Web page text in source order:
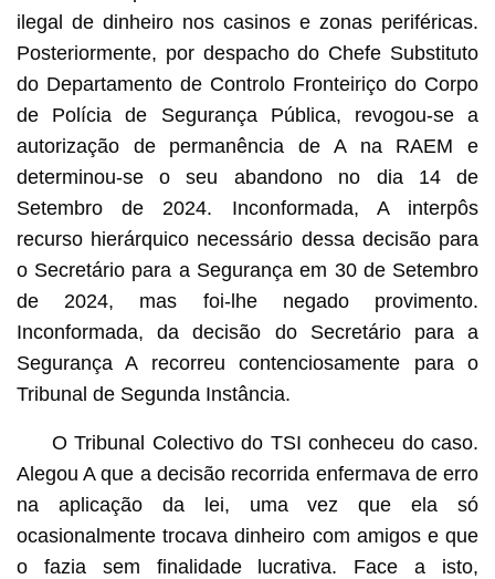
ilegal de dinheiro nos casinos e zonas periféricas.
Posteriormente, por despacho do Chefe Substituto
do Departamento de Controlo Fronteiriço do Corpo
de Polícia de Segurança Pública, revogou-se a
autorização de permanência de A na RAEM e
determinou-se o seu abandono no dia 14 de
Setembro de 2024. Inconformada, A interpôs
recurso hierárquico necessário dessa decisão para
o Secretário para a Segurança em 30 de Setembro
de 2024, mas foi-lhe negado provimento.
Inconformada, da decisão do Secretário para a
Segurança A recorreu contenciosamente para o
Tribunal de Segunda Instância.
O Tribunal Colectivo do TSI conheceu do caso.
Alegou A que a decisão recorrida enfermava de erro
na aplicação da lei, uma vez que ela só
ocasionalmente trocava dinheiro com amigos e que
o fazia sem finalidade lucrativa. Face a isto,